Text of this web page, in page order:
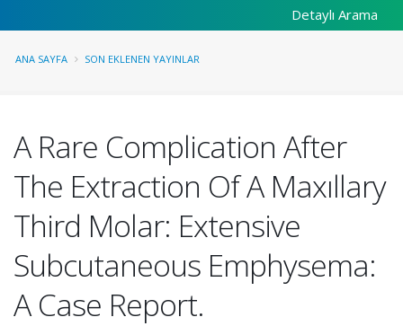
Detaylı Arama
ANA SAYFA SON EKLENEN YAYINLAR
A Rare Complication After
The Extraction Of A Maxıllary
Third Molar: Extensive
Subcutaneous Emphysema:
A Case Report.